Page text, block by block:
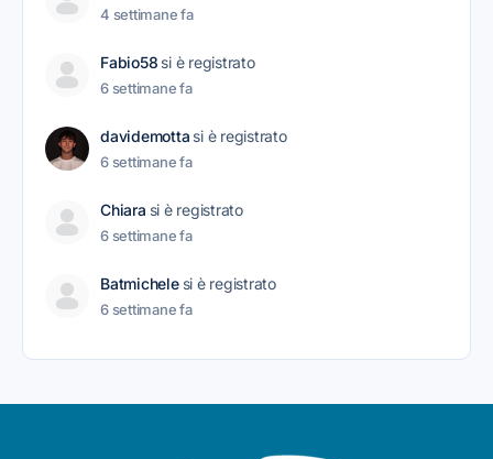
4 settimane fa
Fabio58 si è registrato
6 settimane fa
davidemotta si è registrato
6 settimane fa
Chiara si è registrato
6 settimane fa
Batmichele si è registrato
6 settimane fa